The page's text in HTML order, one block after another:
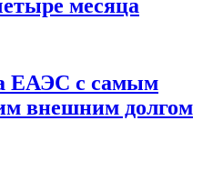
месяца
ЕАЭС с самым
внешним долгом